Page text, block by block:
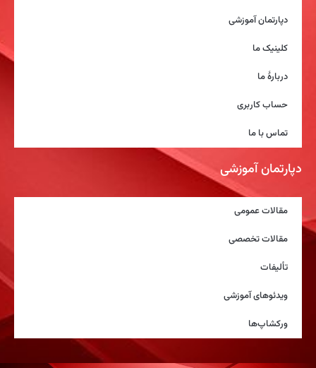
دپارتمان آموزشی
کلینیک ما
دربارۀ ما
حساب کاربری
تماس با ما
دپارتمان آموزشی
مقالات عمومی
مقالات تخصصی
تألیفات
ویدئوهای آموزشی
ورکشاپ‌ها